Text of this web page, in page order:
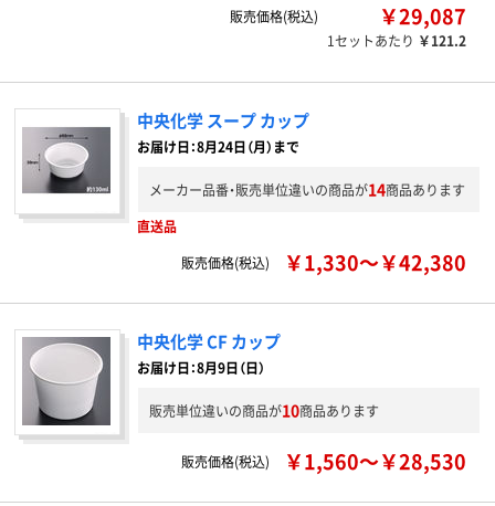
販売価格(税込)
￥29,087
1セットあたり ￥121.2
中央化学 スープ カップ
お届け日：8月24日（月）まで
メーカー品番・販売単位違いの商品が14商品あります
直送品
販売価格(税込)
￥1,330～￥42,380
中央化学 CF カップ
お届け日：8月9日（日）
販売単位違いの商品が10商品あります
販売価格(税込) ￥1,560～￥28,530